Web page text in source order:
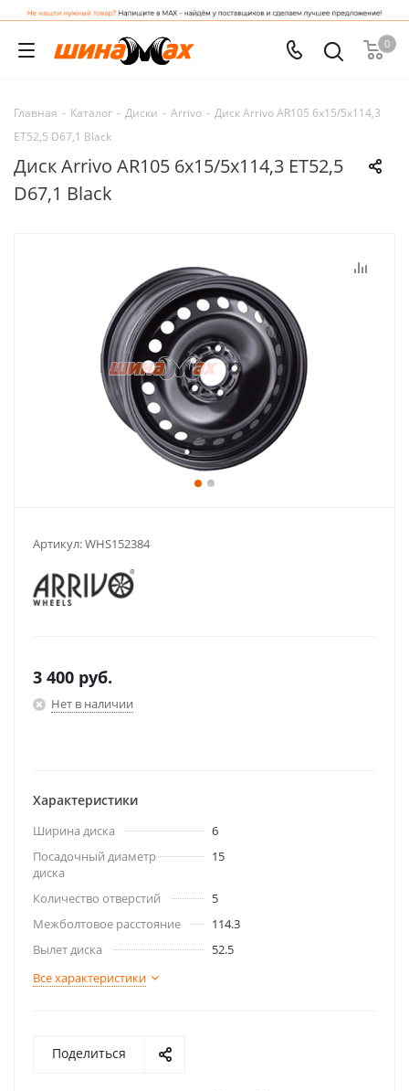
0
Главная - Каталог - Диски - Arrivo - Диск Arrivo AR105 6x15/5x114,3
ET52,5 D67,1 Black
Диск Arrivo AR105 6x15/5x114,3 ET52,5
D67,1 Black
Артикул:WHS152384
3 400 руб.
Нет в наличии
Характеристики
Ширина диска
6
Посадочный диаметр
диска
15
Количество отверстий
5
Межболтовое расстояние
114.3
Вылет диска
52.5
Все характеристики
Поделиться